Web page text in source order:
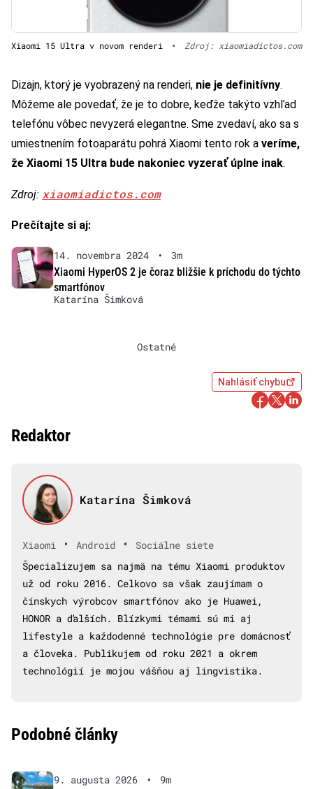
Xiaomi 15 Ultra v novom renderi • Zdroj: xiaomiadictos.com
Dizajn, ktorý je vyobrazený na renderi, nie je definitívny.
Môžeme ale povedať, že je to dobre, keďže takýto vzhľad
telefónu vôbec nevyzerá elegantne. Sme zvedaví, ako sa s
umiestnením fotoaparátu pohrá Xiaomi tento rok a veríme,
že Xiaomi 15 Ultra bude nakoniec vyzerať úplne inak.
Zdroj: xiaomiadictos.com
Prečítajte si aj:
14. novembra 2024 •
3m
Xiaomi HyperOS 2 je čoraz bližšie k príchodu do týchto
smartfónov
Katarína Šimková
Ostatné
Nahlásiť chybu
Redaktor
Katarína Šimková
Xiaomi • Android •
Sociálne siete
Špecializujem sa najmä na tému Xiaomi produktov
už od roku 2016. Celkovo sa však zaujímam o
čínskych výrobcov smartfónov ako je Huawei,
HONOR a ďalších. Blízkymi témami sú mi aj
lifestyle a každodenné technológie pre domácnosť
a človeka. Publikujem od roku 2021 a okrem
technológií je mojou vášňou aj lingvistika.
Podobné články
9. augusta 2026 •
9m